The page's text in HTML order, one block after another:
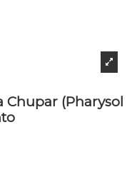
Chupar (Pharysol